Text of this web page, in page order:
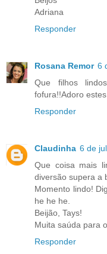
Adriana
Responder
Rosana Remor 6
Que filhos
fofura!!Adoro
Responder
Claudinha 6 de
Que coisa mais
diversão supera a
Momento lindo!
he he he.
Beijão, Tays!
Muita saúda para
Responder